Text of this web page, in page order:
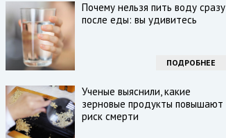
Почему нельзя пить воду сразу
после еды: вы удивитесь
ПОДРОБНЕЕ
Ученые выяснили, какие
зерновые продукты повышают
риск смерти